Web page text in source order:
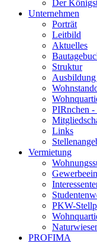
Der
Unternehmen
Porträt
Leitbild
Aktuelles
Struktur
PIRnchen -
Links
Vermietung
PKW-
PROFIMA